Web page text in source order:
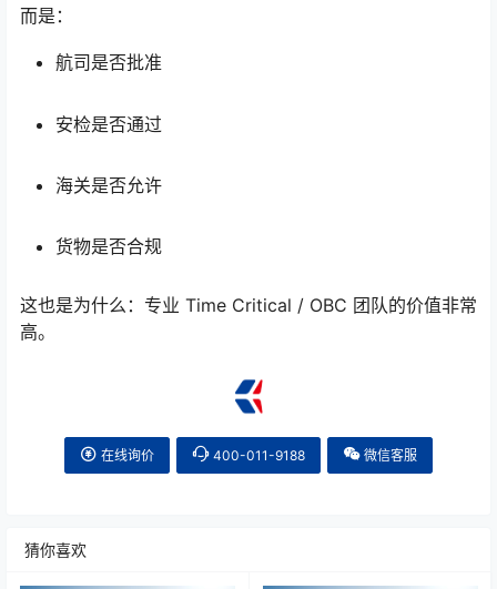
而是：
航司是否批准
安检是否通过
海关是否允许
货物是否合规
这也是为什么：专业 Time Critical / OBC 团队的价值非常
高。
在线询价 400-011-9188 微信客服
猜你喜欢